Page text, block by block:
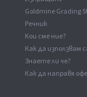
Goldmine Grading
Речник
Кои сме ние?
Как да използвам
Знаете ли че?
Как да направя